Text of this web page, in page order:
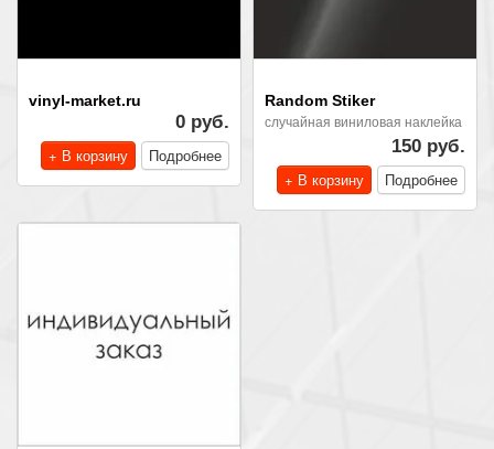
vinyl-market.ru
0 руб.
+ В корзину
Подробнее
Random Stiker
случайная виниловая наклейка
150 руб.
+ В корзину
Подробнее